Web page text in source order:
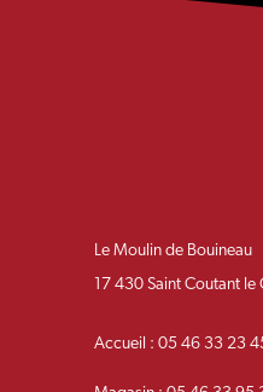
Le Moulin de Bouineau
17 430 Saint Coutant le
Accueil : 05 46 33 23